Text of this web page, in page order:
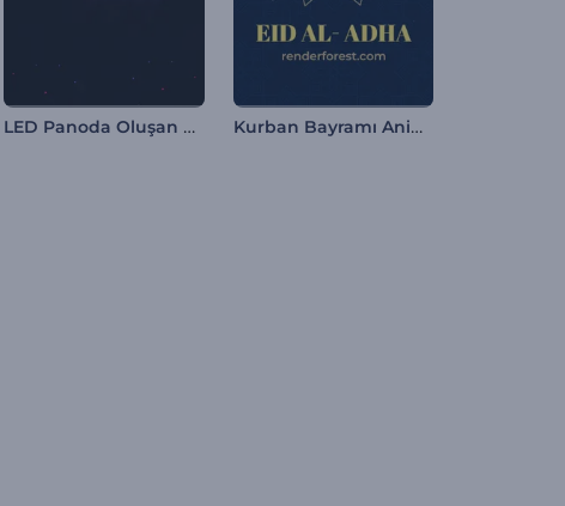
LED Panoda Oluşan Logo Kurban Bayramı Animasyonları